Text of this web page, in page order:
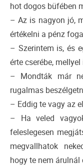
hot dogos büfében
– Az is nagyon jó,
értékelni a pénz
– Szerintem is, és
érte cserébe,
– Mondták már
rugalmas
– Eddig te vagy az
– Ha veled
feleslegesen
megvallhatok
hogy te nem árulnál